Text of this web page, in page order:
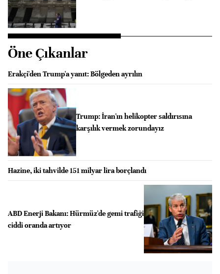
Öne Çıkanlar
Erakçi'den Trump'a yanıt: Bölgeden ayrılın
Trump: İran'ın helikopter saldırısına
karşılık vermek zorundayız
Hazine, iki tahvilde 151 milyar lira borçlandı
ABD Enerji Bakanı: Hürmüz'de gemi trafiği
ciddi oranda artıyor